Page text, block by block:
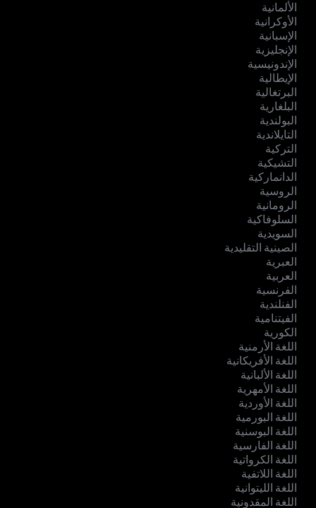
الألمانية
الأوكرانية
الإسبانية
الإنجليزية
الإندونيسية
الإيطالية
البرتغالية
البلغارية
البولندية
التايلاندية
التركية
التشيكية
الدانماركية
الروسية
الرومانية
السلوفاكية
السويدية
الصينية التقليدية
العبرية
العربية
الفرنسية
الفنلندية
الفيتنامية
الكورية
اللغة الأرمنية
اللغة الأفريكانية
اللغة الألبانية
اللغة الأمهرية
اللغة الأوردية
اللغة البورمية
اللغة البوسنية
اللغة الفارسية
اللغة الكرواتية
اللغة اللاتفية
اللغة الليتوانية
اللغة المقدونية